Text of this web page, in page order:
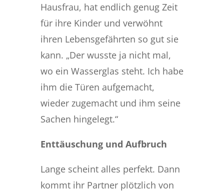
Hausfrau, hat endlich genug Zeit
für ihre Kinder und verwöhnt
ihren Lebensgefährten so gut sie
kann. „Der wusste ja nicht mal,
wo ein Wasserglas steht. Ich habe
ihm die Türen aufgemacht,
wieder zugemacht und ihm seine
Sachen hingelegt.“
Enttäuschung und Aufbruch
Lange scheint alles perfekt. Dann
kommt ihr Partner plötzlich von